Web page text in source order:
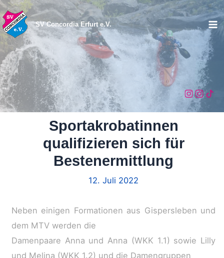
Zum
Inhalt
springen
SV Concordia Erfurt e.V.
Sportakrobatinnen
qualifizieren sich für
Bestenermittlung
12. Juli 2022
Neben einigen Formationen aus Gispersleben und
dem MTV werden die
Damenpaare Anna und Anna (WKK 1.1) sowie Lilly
und Melina (WKK 1.2) und die Damengruppen